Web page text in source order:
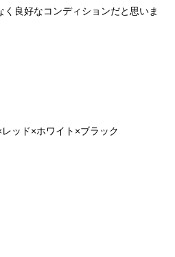
良好なコンディションだと思いま
ッド×ホワイト×ブラック